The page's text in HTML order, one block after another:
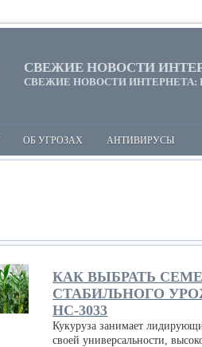
СВЕЖИЕ НОВОСТИ
СВЕЖИЕ НОВОСТИ
ОБ УГРОЗАХ АНТИВИРУСЫ
КАК ВЫБРАТЬ
СТАБИЛЬНОГО
НС-3033
Кукуруза занимает
своей универсальности,